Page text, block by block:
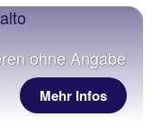
ohne Angabe
Mehr Infos